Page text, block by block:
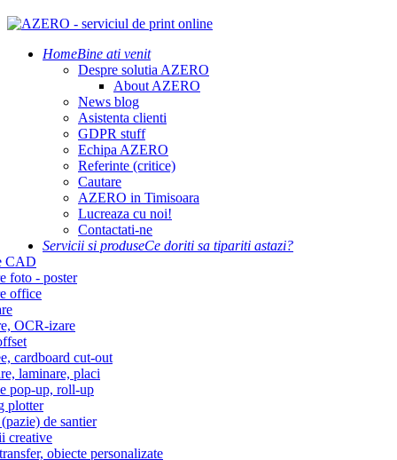
HomeBine ati venit
Despre solutia AZERO
About AZERO
News blog
Asistenta clienti
GDPR stuff
Echipa AZERO
Referinte (critice)
Cautare
AZERO in Timisoara
Lucreaza cu noi!
Contactati-ne
Servicii si produseCe doriti sa tipariti astazi?
CAD
foto - poster
office
OCR-izare
cardboard cut-out
laminare, placi
pop-up, roll-up
plotter
de santier
creative
obiecte personalizate